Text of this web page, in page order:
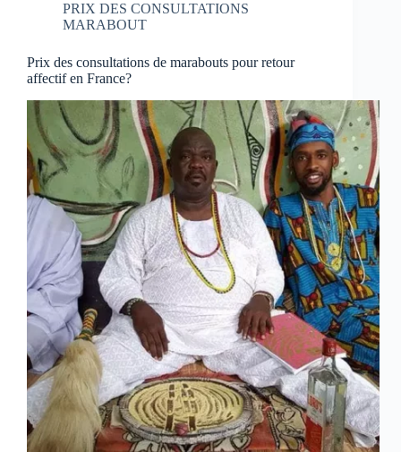
PRIX DES CONSULTATIONS
MARABOUT
Prix des consultations de marabouts pour retour
affectif en France?